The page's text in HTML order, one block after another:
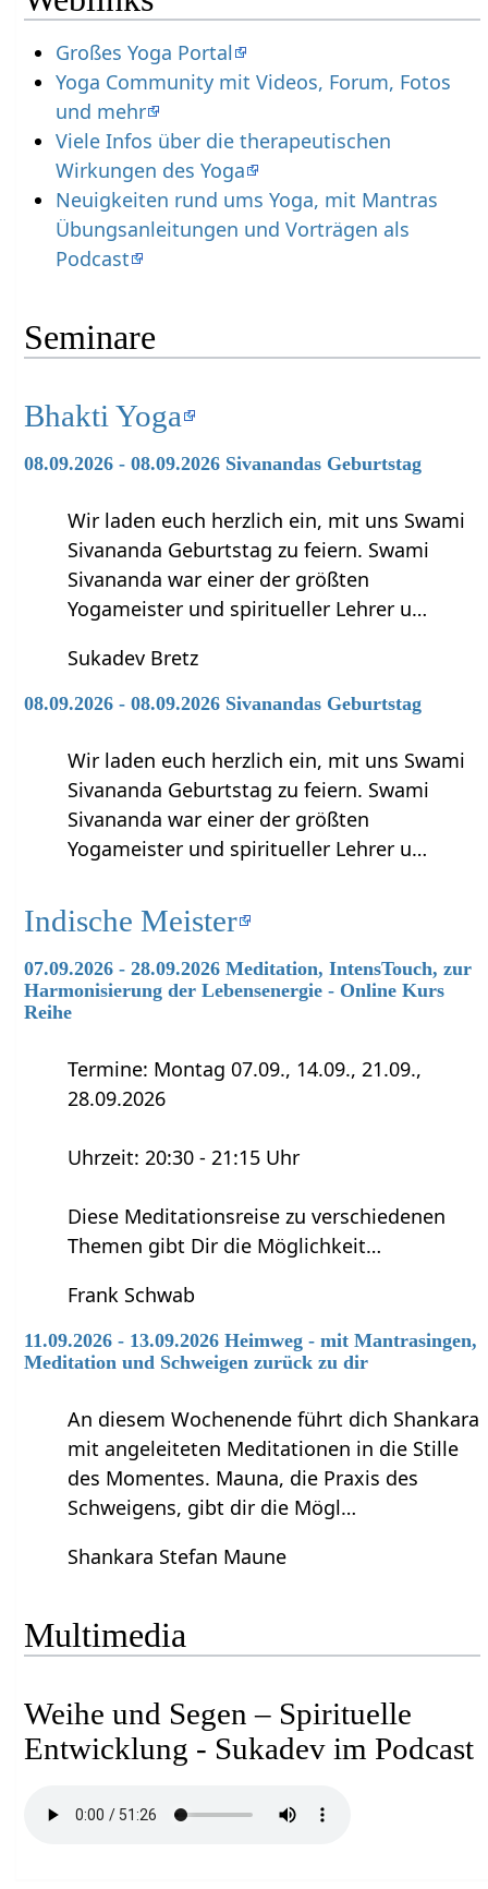
Großes Yoga Portal
Yoga Community mit Videos, Forum, Fotos
und mehr
Viele Infos über die therapeutischen
Wirkungen des Yoga
Neuigkeiten rund ums Yoga, mit Mantras
Übungsanleitungen und Vorträgen als
Podcast
Seminare
Bhakti Yoga
08.09.2026 - 08.09.2026 Sivanandas Geburtstag
Wir laden euch herzlich ein, mit uns Swami
Sivananda Geburtstag zu feiern. Swami
Sivananda war einer der größten
Yogameister und spiritueller Lehrer u…
Sukadev Bretz
08.09.2026 - 08.09.2026 Sivanandas Geburtstag
Wir laden euch herzlich ein, mit uns Swami
Sivananda Geburtstag zu feiern. Swami
Sivananda war einer der größten
Yogameister und spiritueller Lehrer u…
Indische Meister
07.09.2026 - 28.09.2026 Meditation, IntensTouch, zur
Harmonisierung der Lebensenergie - Online Kurs
Reihe
Termine: Montag 07.09., 14.09., 21.09.,
28.09.2026
Uhrzeit: 20:30 - 21:15 Uhr
Diese Meditationsreise zu verschiedenen
Themen gibt Dir die Möglichkeit…
Frank Schwab
11.09.2026 - 13.09.2026 Heimweg - mit Mantrasingen,
Meditation und Schweigen zurück zu dir
An diesem Wochenende führt dich Shankara
mit angeleiteten Meditationen in die Stille
des Momentes. Mauna, die Praxis des
Schweigens, gibt dir die Mögl…
Shankara Stefan Maune
Multimedia
Weihe und Segen – Spirituelle
Entwicklung - Sukadev im Podcast